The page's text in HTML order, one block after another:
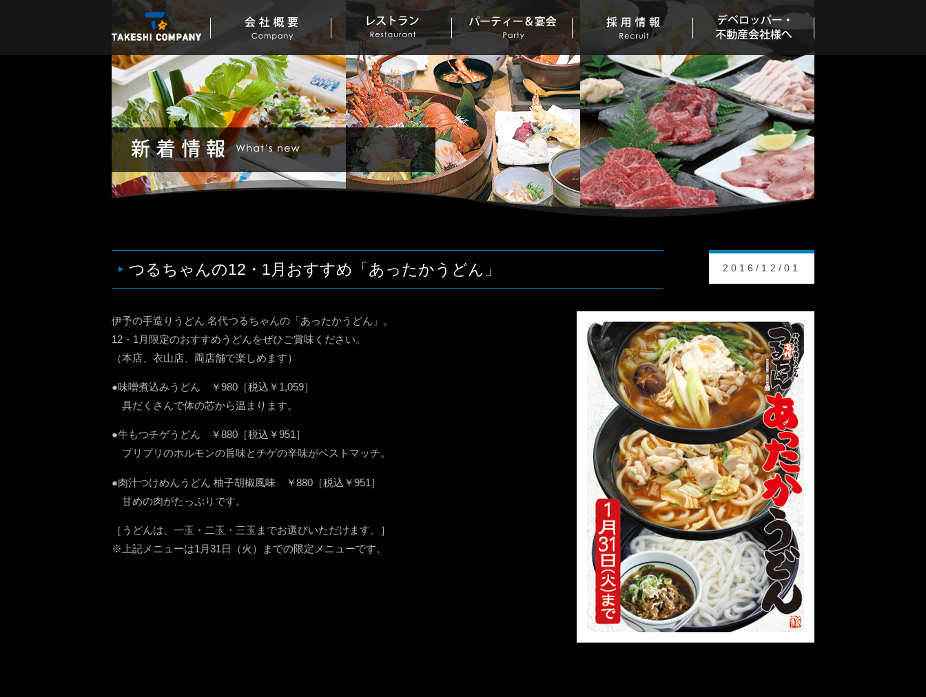
つるちゃんの12・1月おすすめ「あったかうどん」 2016/12/01
伊予の手造りうどん 名代つるちゃんの「あったかうどん」。
12・1月限定のおすすめうどんをぜひご賞味ください。
（本店、衣山店、両店舗で楽しめます）
●味噌煮込みうどん ￥980［税込￥1,059］
具だくさんで体の芯から温まります。
●牛もつチゲうどん ￥880［税込￥951］
プリプリのホルモンの旨味とチゲの辛味がベストマッチ。
●肉汁つけめんうどん 柚子胡椒風味 ￥880［税込￥951］
甘めの肉がたっぷりです。
［うどんは、一玉・二玉・三玉までお選びいただけます。］
※上記メニューは1月31日（火）までの限定メニューです。